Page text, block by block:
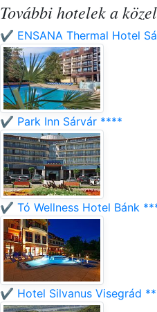
További hotelek a
✔️ ENSANA Thermal Hotel
✔️ Park Inn Sárvár ****
✔️ Tó Wellness Hotel Bánk
✔️ Hotel Silvanus Visegrád